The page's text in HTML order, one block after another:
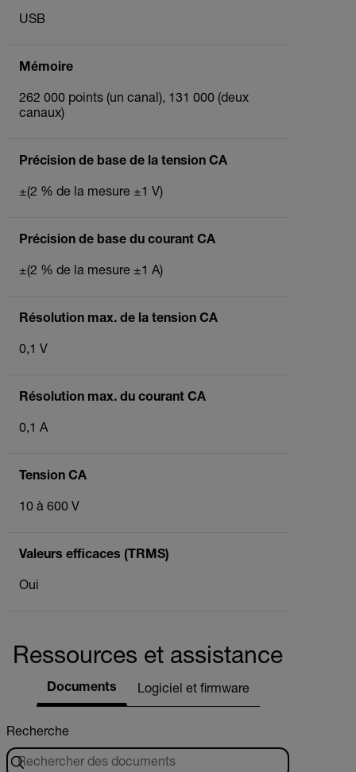
USB
Mémoire
262 000 points (un canal), 131 000 (deux
canaux)
Précision de base de la tension CA
±(2 % de la mesure ±1 V)
Précision de base du courant CA
±(2 % de la mesure ±1 A)
Résolution max. de la tension CA
0,1 V
Résolution max. du courant CA
0,1 A
Tension CA
10 à 600 V
Valeurs efficaces (TRMS)
Oui
Ressources et assistance
Documents Logiciel et firmware
Recherche